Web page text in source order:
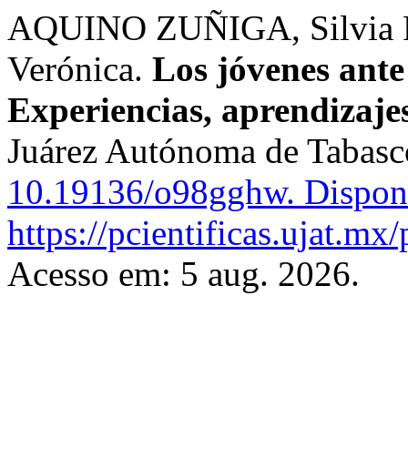
AQUINO ZUÑIGA, Silvia
Verónica. Los jóvenes
Experiencias,
Juárez Autónoma de
10.19136/o98gghw.
https://
Acesso em: 5 aug. 2026.